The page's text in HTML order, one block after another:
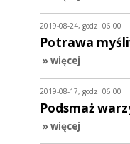
2019-08-24, godz. 06:00
Potrawa
» więcej
2019-08-17, godz. 06:00
Podsmaż
» więcej